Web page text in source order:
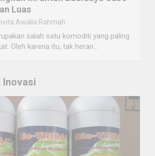
Luas
Awalia Rahmah
salah satu komoditi yang paling
Oleh karena itu, tak heran…
Inovasi